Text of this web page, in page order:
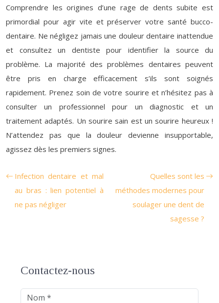
Comprendre les origines d’une rage de dents subite est
primordial pour agir vite et préserver votre santé bucco-
dentaire. Ne négligez jamais une douleur dentaire inattendue
et consultez un dentiste pour identifier la source du
problème. La majorité des problèmes dentaires peuvent
être pris en charge efficacement s’ils sont soignés
rapidement. Prenez soin de votre sourire et n’hésitez pas à
consulter un professionnel pour un diagnostic et un
traitement adaptés. Un sourire sain est un sourire heureux !
N’attendez pas que la douleur devienne insupportable,
agissez dès les premiers signes.
Infection dentaire et mal
au bras : lien potentiel à
ne pas négliger
Quelles sont les
méthodes modernes pour
soulager une dent de
sagesse ?
Contactez-nous